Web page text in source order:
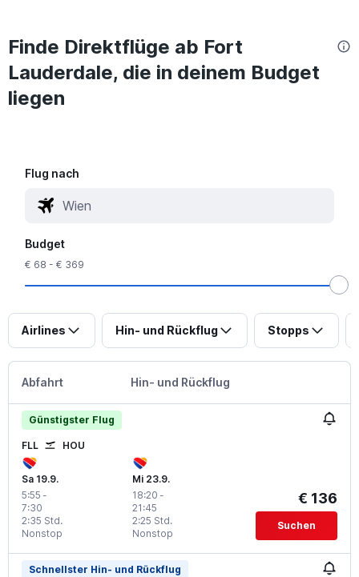
Finde Direktflüge ab Fort
Lauderdale, die in deinem Budget
liegen
Flug nach
Budget
€ 68 - € 369
Airlines Hin- und Rückflug Stopps
Abfahrt Hin- und Rückflug
Günstigster Flug
FLL HOU
Sa 19.9.
5:55 -
7:30
Nonstop
2:35 Std.
Mi 23.9.
18:20 -
21:45
Nonstop
2:25 Std.
€ 136
Suchen
Schnellster Hin- und Rückflug